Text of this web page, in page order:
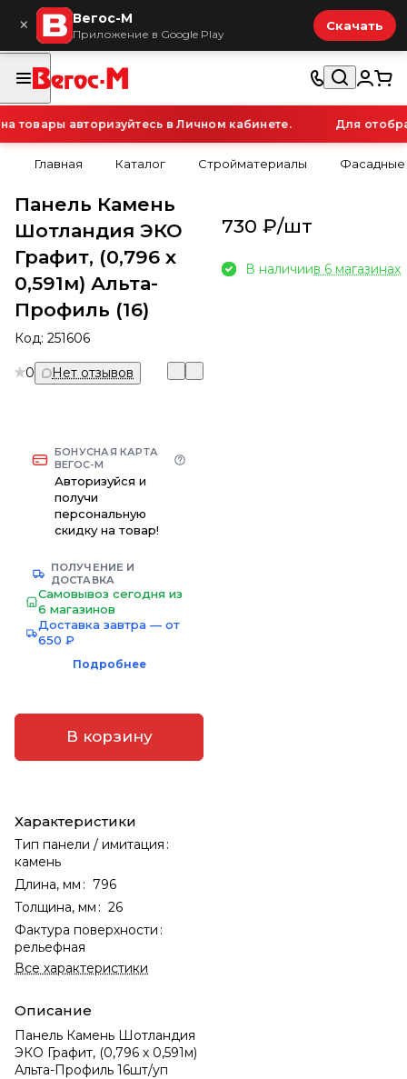
× Вегос-М
Приложение в Google Play
Скачать
авторизуйтесь в Личном кабинете. Для
Главная Каталог Стройматериалы Фасадные
Панель Камень
Шотландия ЭКО
Графит, (0,796 х
0,591м) Альта-
Профиль (16)
Код: 251606
0 Нет отзывов
БОНУСНАЯ КАРТА
ВЕГОС-М
Авторизуйся и
получи
персональную
скидку на товар!
ПОЛУЧЕНИЕ И
ДОСТАВКА
Самовывоз сегодня из
6 магазинов
Доставка завтра — от
650 ₽
Подробнее
В корзину
Характеристики
Тип панели / имитация :
камень
Длина, мм : 796
Толщина, мм : 26
Фактура поверхности :
рельефная
Все характеристики
Описание
Панель Камень Шотландия
ЭКО Графит, (0,796 х 0,591м)
Альта-Профиль 16шт/уп
730 ₽/шт
В наличиив 6 магазинах